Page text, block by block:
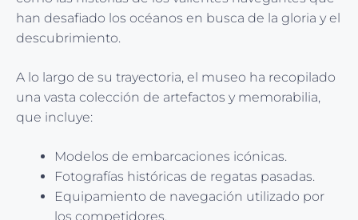
han desafiado los océanos en busca de la gloria y el
descubrimiento.
A lo largo de su trayectoria, el museo ha recopilado
una vasta colección de artefactos y memorabilia,
que incluye:
Modelos de embarcaciones icónicas.
Fotografías históricas de regatas pasadas.
Equipamiento de navegación utilizado por
los competidores.